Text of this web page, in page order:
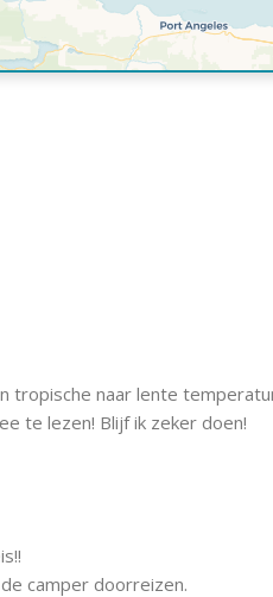
tropische naar lente
te lezen! Blijf ik zeker doen!
camper doorreizen.